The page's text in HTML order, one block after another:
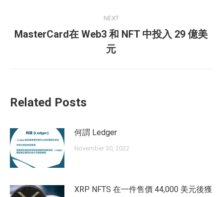
NEXT
Next
post:
MasterCard在 Web3 和 NFT 中投入 29 億美
元
Related Posts
何謂 Ledger
November 30, 2022
XRP NFTS 在一件售價 44,000 美元後獲